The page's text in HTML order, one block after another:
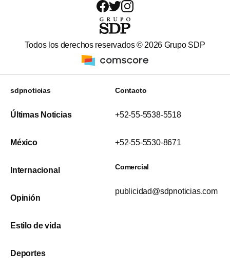
Todos los derechos reservados © 2026 Grupo SDP
sdpnoticias
Últimas Noticias
México
Internacional
Opinión
Estilo de vida
Deportes
Contacto
+52-55-5538-5518
+52-55-5530-8671
Comercial
publicidad@sdpnoticias.com